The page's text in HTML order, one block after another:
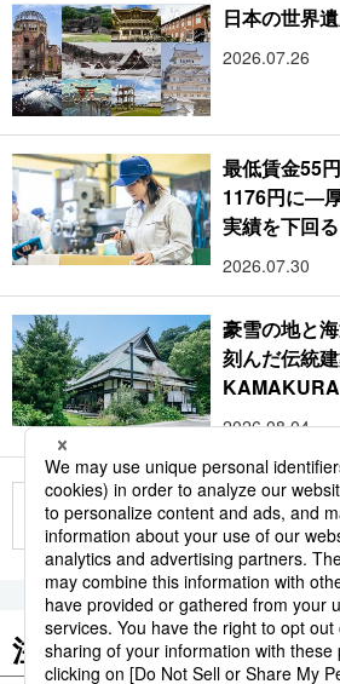
日本の世界
2026.07.26
最低賃金55
1176円に―
実績を下回る
2026.07.30
豪雪の地と
刻んだ伝統
2026.08.04
もっと見る
注目のキーワード